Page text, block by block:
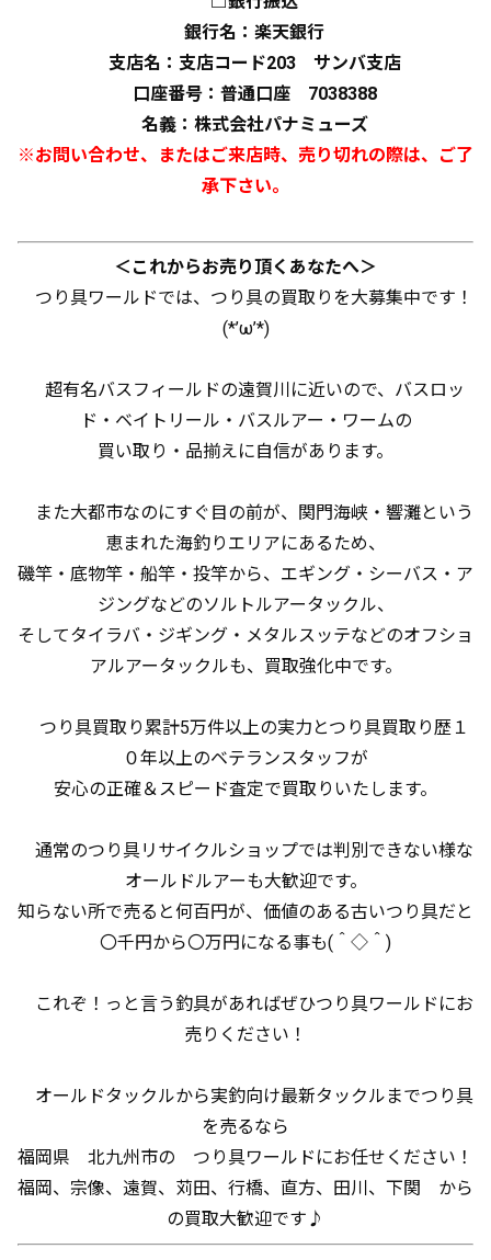
銀行名：楽天銀行
支店名：支店コード203 サンバ支店
口座番号：普通口座 7038388
名義：株式会社パナミューズ
※お問い合わせ、またはご来店時、売り切れの際は、ご了
承下さい。
＜これからお売り頂くあなたへ＞
つり具ワールドでは、つり具の買取りを大募集中です！
(*’ω’*)
超有名バスフィールドの遠賀川に近いので、バスロッ
ド・ベイトリール・バスルアー・ワームの
買い取り・品揃えに自信があります。
また大都市なのにすぐ目の前が、関門海峡・響灘という
恵まれた海釣りエリアにあるため、
磯竿・底物竿・船竿・投竿から、エギング・シーバス・ア
ジングなどのソルトルアータックル、
そしてタイラバ・ジギング・メタルスッテなどのオフショ
アルアータックルも、買取強化中です。
つり具買取り累計5万件以上の実力とつり具買取り歴１
０年以上のベテランスタッフが
安心の正確＆スピード査定で買取りいたします。
通常のつり具リサイクルショップでは判別できない様な
オールドルアーも大歓迎です。
知らない所で売ると何百円が、価値のある古いつり具だと
〇千円から〇万円になる事も(＾◇＾)
これぞ！っと言う釣具があればぜひつり具ワールドにお
売りください！
オールドタックルから実釣向け最新タックルまでつり具
を売るなら
福岡県 北九州市の つり具ワールドにお任せください！
福岡、宗像、遠賀、苅田、行橋、直方、田川、下関 から
の買取大歓迎です♪